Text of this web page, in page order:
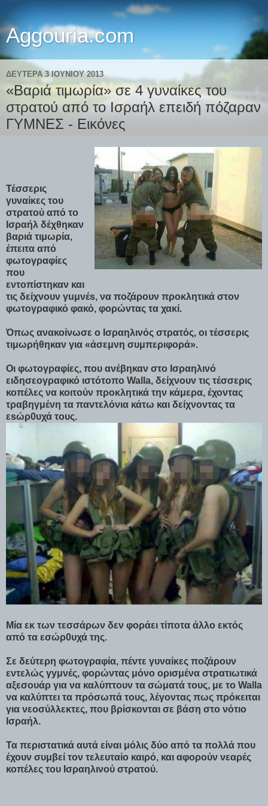
Aggouria.com
ΔΕΥΤΈΡΑ 3 ΙΟΥΝΊΟΥ 2013
«Βαριά τιμωρία» σε 4 γυναίκες του
στρατού από το Ισραήλ επειδή πόζαραν
ΓYMNEΣ - Εικόνες
Τέσσερις
γυναίκες του
στρατού από το
Ισραήλ δέχθηκαν
βαριά τιμωρία,
έπειτα από
φωτογραφίες
που
εντοπίστηκαν και
τις δείχνουν γuμνέs, να ποζάρουν προκλητικά στον
φωτογραφικό φακό, φορώντας τα χακί.
Όπως ανακοίνωσε ο Ισραηλινός στρατός, οι τέσσερις
τιμωρήθηκαν για «άσεμνη συμπεριφορά».
Οι φωτογραφίες, που ανέβηκαν στο Ισραηλινό
ειδησεογραφικό ιστότοπο Walla, δείχνουν τις τέσσερις
κοπέλες να κοιτούν προκλητικά την κάμερα, έχοντας
τραβηγμένη τα παντελόνια κάτω και δείχνοντας τα
εsώρ0υχά τους.
Μία εκ των τεσσάρων δεν φοράει τίποτα άλλο εκτός
από τα εσώρ0υχά της.
Σε δεύτερη φωτογραφία, πέντε γυναίκες ποζάρουν
εντελώς γyμνές, φορώντας μόνο ορισμένα στρατιωτικά
αξεσουάρ για να καλύπτουν τα σώματά τους, με το Walla
να καλύπτει τα πρόσωπά τους, λέγοντας πως πρόκειται
για νεοσύλλεκτες, που βρίσκονται σε βάση στο νότιο
Ισραήλ.
Τα περιστατικά αυτά είναι μόλις δύο από τα πολλά που
έχουν συμβεί τον τελευταίο καιρό, και αφορούν νεαρές
κοπέλες του Ισραηλινού στρατού.